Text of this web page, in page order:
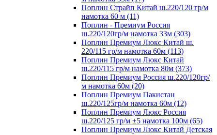
Поплин Страйп Китай ш.220/120 гр/м
намотка 60 м (11)
Поплин - Премиум Россия
ш.220/120гр/м намотка 33м (303)
Поплин Премиум Люкс Китай ш.
220/115 гр/м намотка 60м (113)
Поплин Премиум Люкс Китай
ш.220/115 гр/м намотка 80м (373)
Поплин Премиум Россия ш.220/120гр/
м намотка 60м (20)
Поплин Премиум Пакистан
ш.220/125гр/м намотка 60м (12)
Поплин Премиум Люкс Россия
ш.220/125 гр/м ±5 намотка 100м (65)
Поплин Премиум Люкс Китай Детская